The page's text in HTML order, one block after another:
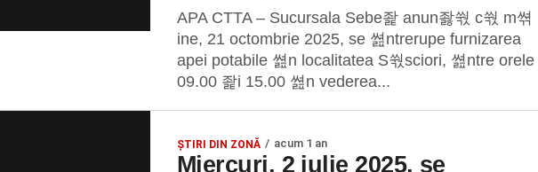
APA CTTA – Sucursala Sebe좙 anun좛쒃 c쒃 m쎢
ine, 21 octombrie 2025, se 쎮ntrerupe furnizarea
apei potabile 쎮n localitatea S쒃sciori, 쎮ntre orele
09.00 좙i 15.00 쎮n vederea...
ȘTIRI DIN ZONĂ acum 1 an
Miercuri, 2 iulie 2025, se